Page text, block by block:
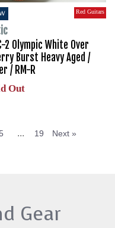
Red Guitars
2 Olympic White Over
Burst Heavy Aged /
/ RM-R
Out
... 19 Next »
Gear